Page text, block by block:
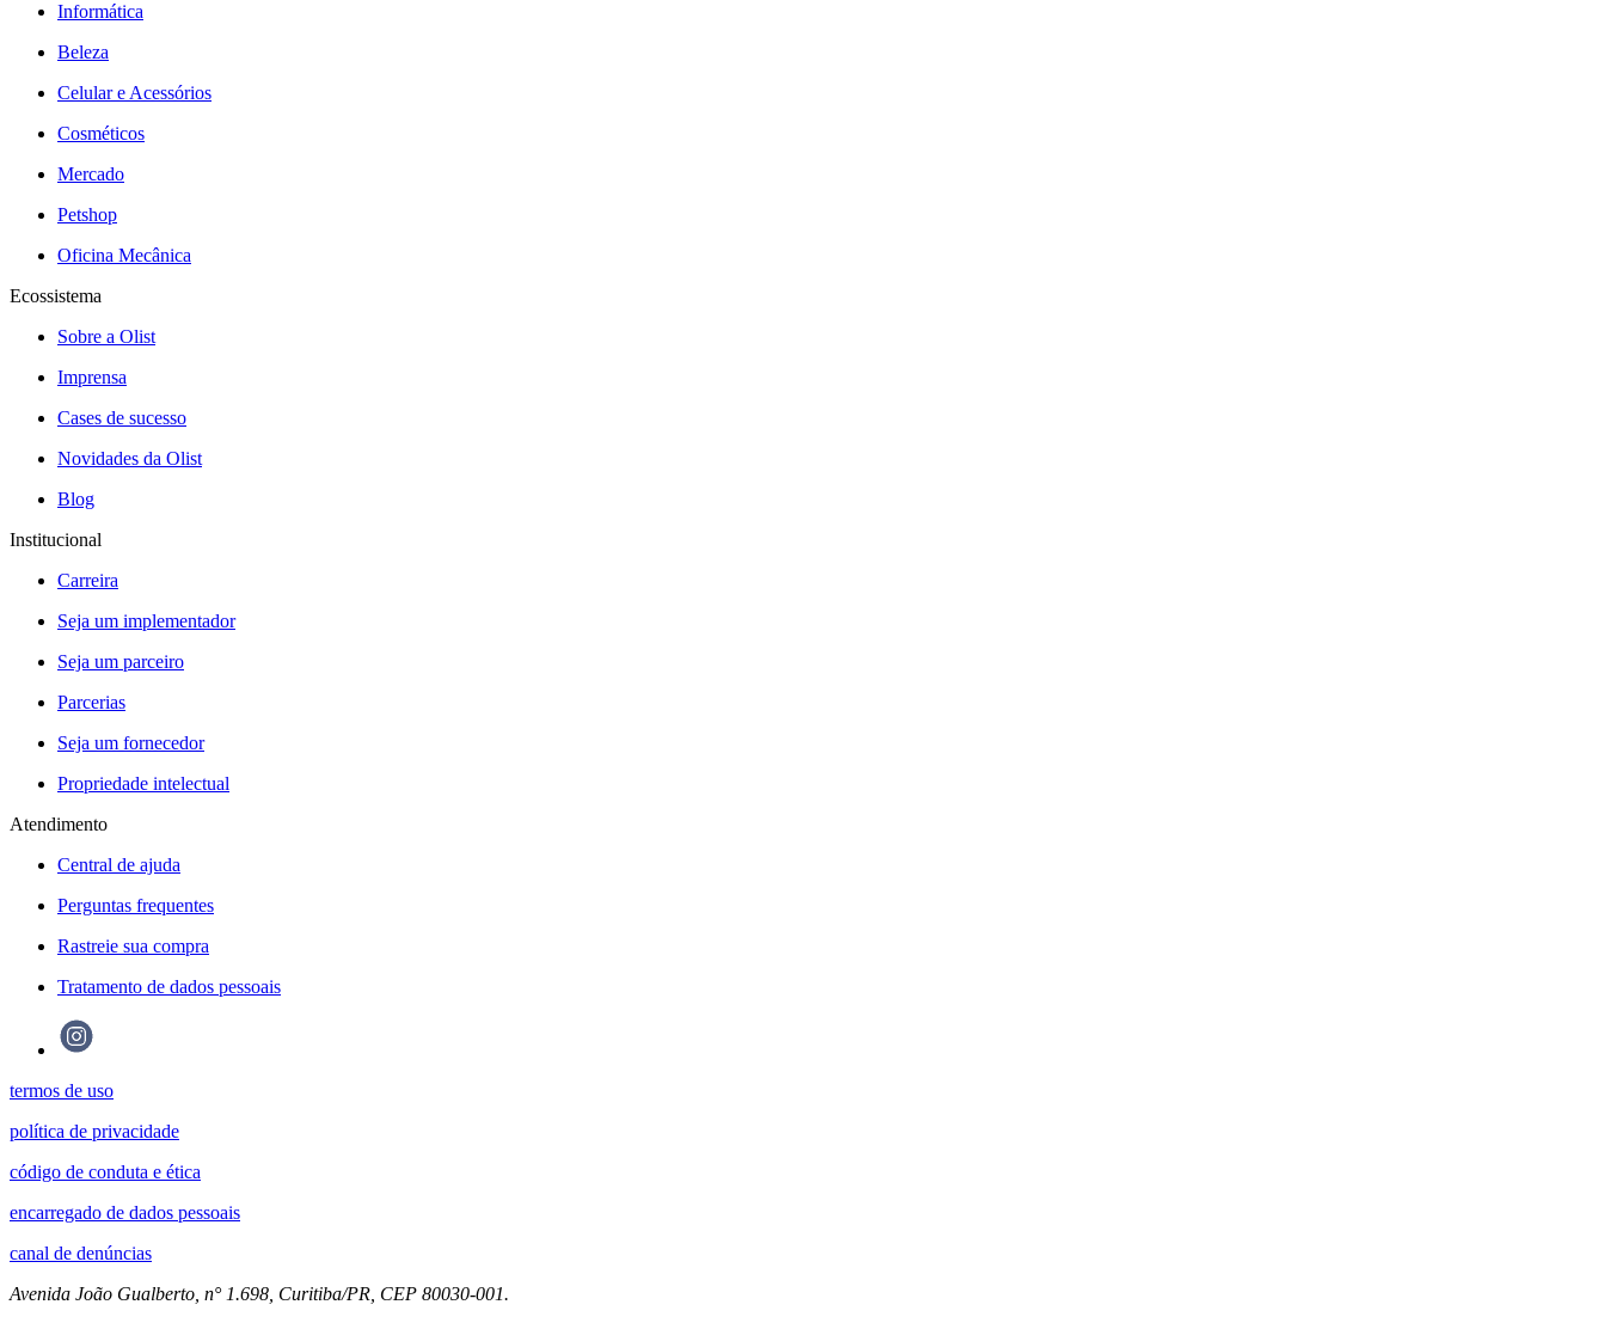
Informática
Beleza
Celular e Acessórios
Cosméticos
Mercado
Petshop
Oficina Mecânica
Ecossistema
Sobre a Olist
Imprensa
Cases de sucesso
Novidades da Olist
Blog
Institucional
Carreira
Seja um implementador
Seja um parceiro
Parcerias
Seja um fornecedor
Propriedade intelectual
Atendimento
Central de ajuda
Perguntas frequentes
Rastreie sua compra
Tratamento de dados pessoais
termos de uso
política de privacidade
código de conduta e ética
encarregado de dados pessoais
canal de denúncias
Avenida João Gualberto, n° 1.698, Curitiba/PR, CEP 80030-001.